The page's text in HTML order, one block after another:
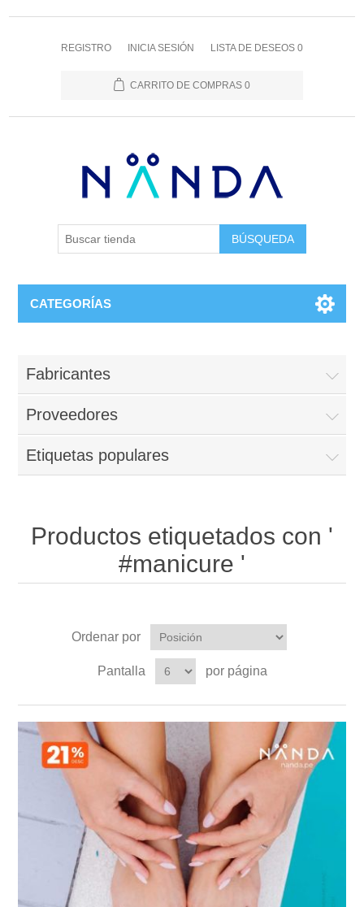
REGISTRO INICIA SESIÓN LISTA DE DESEOS 0
CARRITO DE COMPRAS 0
BÚSQUEDA
CATEGORÍAS
Fabricantes
Proveedores
Etiquetas populares
Productos etiquetados con '
#manicure '
Ordenar por
Pantalla por página